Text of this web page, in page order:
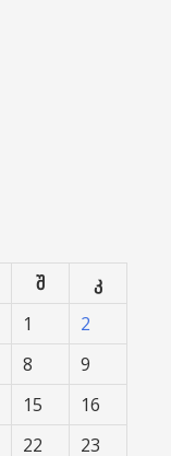
შ
კ
1
2
8
9
15
16
22 23